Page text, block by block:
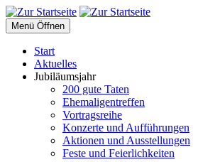
Menü Öffnen
Start
Aktuelles
Jubiläumsjahr
200 gute Taten
Ehemaligentreffen
Vortragsreihe
Konzerte und Aufführungen
Aktionen und Ausstellungen
Feste und Feierlichkeiten